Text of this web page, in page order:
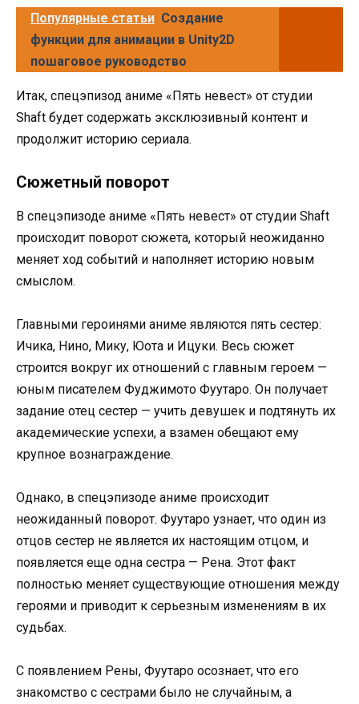
Популярные статьи Создание
функции для анимации в Unity2D
пошаговое руководство
Итак, спецэпизод аниме «Пять невест» от студии
Shaft будет содержать эксклюзивный контент и
продолжит историю сериала.
Сюжетный поворот
В спецэпизоде аниме «Пять невест» от студии Shaft
происходит поворот сюжета, который неожиданно
меняет ход событий и наполняет историю новым
смыслом.
Главными героинями аниме являются пять сестер:
Ичика, Нино, Мику, Юота и Ицуки. Весь сюжет
строится вокруг их отношений с главным героем —
юным писателем Фуджимото Фуутаро. Он получает
задание отец сестер — учить девушек и подтянуть их
академические успехи, а взамен обещают ему
крупное вознаграждение.
Однако, в спецэпизоде аниме происходит
неожиданный поворот. Фуутаро узнает, что один из
отцов сестер не является их настоящим отцом, и
появляется еще одна сестра — Рена. Этот факт
полностью меняет существующие отношения между
героями и приводит к серьезным изменениям в их
судьбах.
С появлением Рены, Фуутаро осознает, что его
знакомство с сестрами было не случайным, а